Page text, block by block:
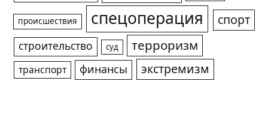
происшествия спецоперация спорт
строительство суд терроризм
транспорт финансы экстремизм